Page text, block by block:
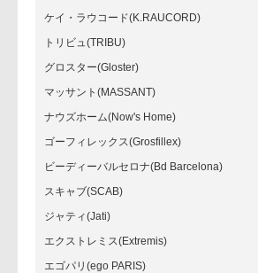
ケイ・ラウコード(K.RAUCORD)
トリビュ(TRIBU)
グロスター(Gloster)
マッサント(MASSANT)
ナウズホーム(Now's Home)
ゴーフィレックス(Grosfillex)
ビーディーバルセロナ(Bd Barcelona)
スキャブ(SCAB)
ジャティ(Jati)
エクストレミス(Extremis)
エゴパリ(ego PARIS)